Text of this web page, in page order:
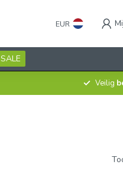
EUR
SALE
Veilig